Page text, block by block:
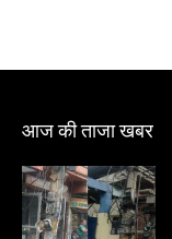
आज की ताजा खबर